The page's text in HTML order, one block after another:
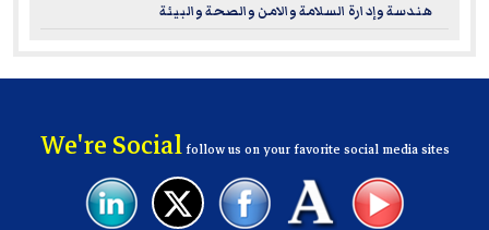
هندسة وإدارة السلامة والامن والصحة والبيئة
We're Socialfollow us on your favorite social media sites